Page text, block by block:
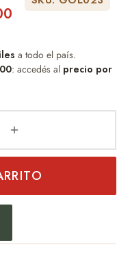
a todo el país.
: accedés al precio por